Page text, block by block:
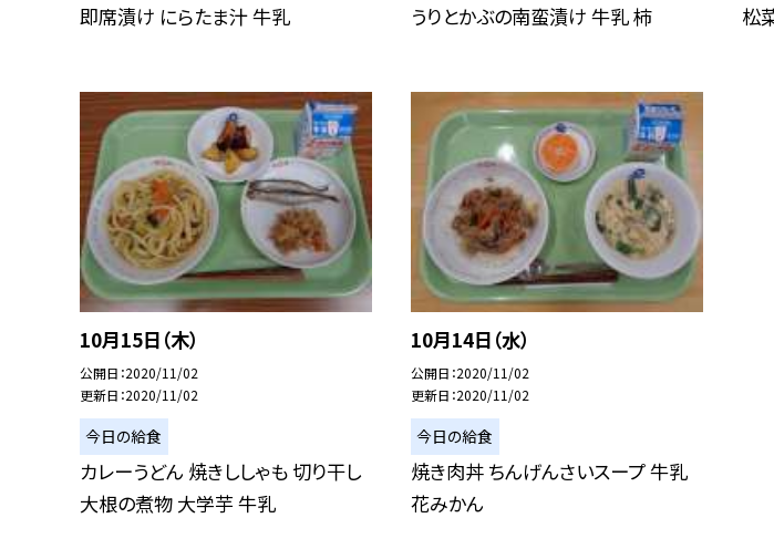
即席漬け にらたま汁 牛乳
うりとかぶの南蛮漬け 牛乳 柿
松
10月15日（木）
公開日 2020/11/02
更新日 2020/11/02
今日の給食
カレーうどん 焼きししゃも 切り干し
大根の煮物 大学芋 牛乳
10月14日（水）
公開日 2020/11/02
更新日 2020/11/02
今日の給食
焼き肉丼 ちんげんさいスープ 牛乳
花みかん